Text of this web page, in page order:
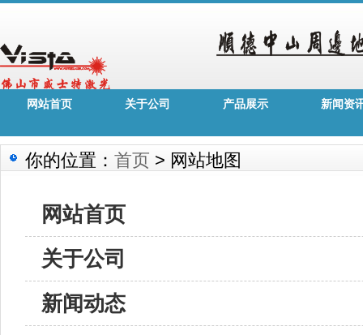
网站首页 关于公司 产品展示 新闻资
你的位置： 首页 > 网站地图
网站首页
关于公司
新闻动态